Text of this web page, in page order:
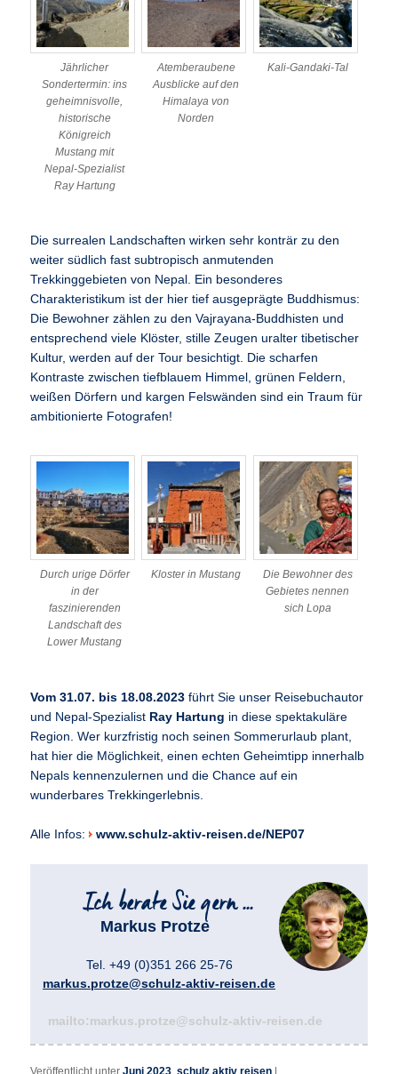
Jährlicher
Sondertermin: ins
geheimnisvolle,
historische
Königreich
Mustang mit
Nepal-Spezialist
Ray Hartung
Atemberaubene
Ausblicke auf den
Himalaya von
Norden
Kali-Gandaki-Tal
Die surrealen Landschaften wirken sehr konträr zu den
weiter südlich fast subtropisch anmutenden
Trekkinggebieten von Nepal. Ein besonderes
Charakteristikum ist der hier tief ausgeprägte Buddhismus:
Die Bewohner zählen zu den Vajrayana-Buddhisten und
entsprechend viele Klöster, stille Zeugen uralter tibetischer
Kultur, werden auf der Tour besichtigt. Die scharfen
Kontraste zwischen tiefblauem Himmel, grünen Feldern,
weißen Dörfern und kargen Felswänden sind ein Traum für
ambitionierte Fotografen!
Durch urige Dörfer
in der
faszinierenden
Landschaft des
Lower Mustang
Kloster in Mustang
Die Bewohner des
Gebietes nennen
sich Lopa
Vom 31.07. bis 18.08.2023 führt Sie unser Reisebuchautor
und Nepal-Spezialist Ray Hartung in diese spektakuläre
Region. Wer kurzfristig noch seinen Sommerurlaub plant,
hat hier die Möglichkeit, einen echten Geheimtipp innerhalb
Nepals kennenzulernen und die Chance auf ein
wunderbares Trekkingerlebnis.
Alle Infos: www.schulz-aktiv-reisen.de/NEP07
Markus Protze
Tel. +49 (0)351 266 25-76
markus.protze@schulz-aktiv-reisen.de
mailto:markus.protze@schulz-aktiv-reisen.de
Veröffentlicht unter Juni 2023,schulz aktiv reisen